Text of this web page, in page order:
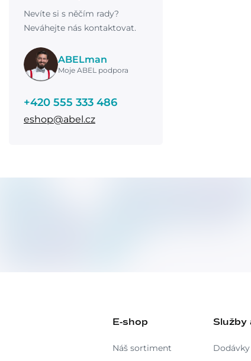
Nevíte si s něčím rady?
Neváhejte nás kontaktovat.
ABELman
Moje ABEL podpora
+420 555 333 486
eshop@abel.cz
E-shop
Náš sortiment
Služby